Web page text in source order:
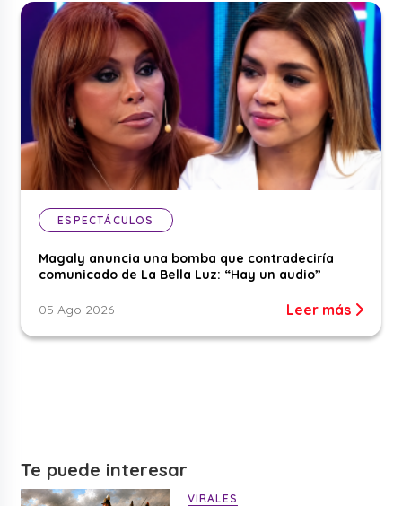
ESPECTÁCULOS
Magaly anuncia una bomba que contradeciría
comunicado de La Bella Luz: “Hay un audio”
05 Ago 2026 Leer más
Te puede interesar
VIRALES